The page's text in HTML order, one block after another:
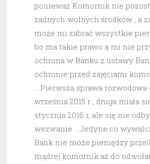
ponieważ Komornik nie
żadnych wolnych środków , a
może mi zabrać wszystkie
bo ma takie prawo a mi nie
ochrona w Banku z ustawy
ochronie przed zajęciami
….Pierwsza sprawa rozwodowa
września 2015 r , druga miała
stycznia 2016 r, ale się nie
wezwanie ….Jedyne co
Bank nie może pieniędzy
mądrej komornik aż do